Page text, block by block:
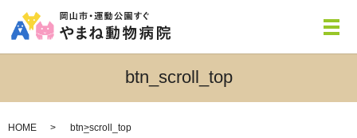
メ
btn_scroll_top
HOME btn_scroll_top